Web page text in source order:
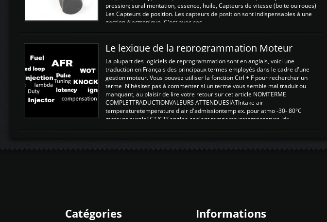
pression; suralimentation, essence, huile, Capteurs de vitesse (boite ou roues)
Les Capteurs de position. Les capteurs de position sont indispensables à une
gestion électronique. C'est avec ces ...
Le lexique de la reprogrammation Moteur
La plupart des logiciels de reprogrammation sont en anglais, voici une
traduction en Français des principaux termes employés dans le cadre d'une
gestion moteur. Vous pouvez utiliser la fonction Ctrl + F pour rechercher un
terme N'hésitez pas à commenter si un terme vous semble mal traduit ou
manquant, au plaisir de lire votre retour sur cet article NOMTERME
COMPLETTRADUCTIONVALEURS ATTENDUESIATIntake air
temperaturetemperature d'air d'admissiontemp ex. pour atmo -30- 80°C
moteurs suralsECT/CTSengine coolant temperaturetemperature ldr
Catégories Informations